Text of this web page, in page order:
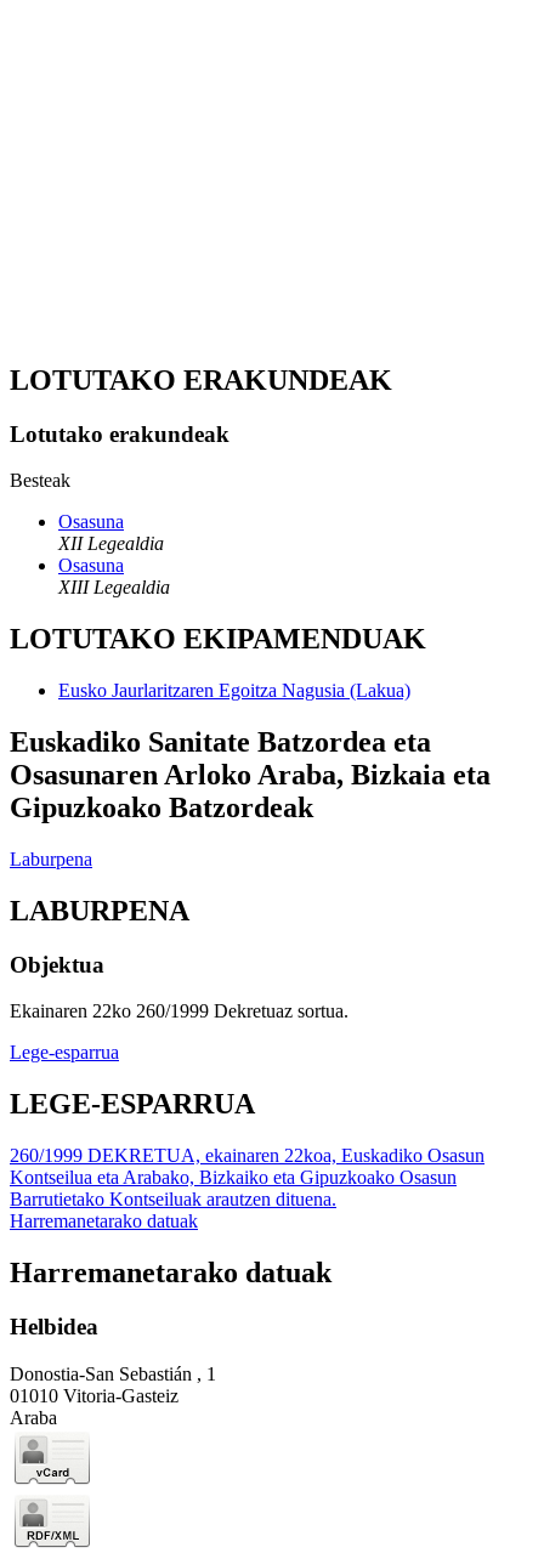
LOTUTAKO ERAKUNDEAK
Lotutako erakundeak
Besteak
Osasuna
XII Legealdia
Osasuna
XIII Legealdia
LOTUTAKO EKIPAMENDUAK
Eusko Jaurlaritzaren Egoitza Nagusia (Lakua)
Euskadiko Sanitate Batzordea eta
Osasunaren Arloko Araba, Bizkaia eta
Gipuzkoako Batzordeak
Laburpena
LABURPENA
Objektua
Ekainaren 22ko 260/1999 Dekretuaz sortua.
Lege-esparrua
LEGE-ESPARRUA
260/1999 DEKRETUA, ekainaren 22koa, Euskadiko Osasun
Kontseilua eta Arabako, Bizkaiko eta Gipuzkoako Osasun
Barrutietako Kontseiluak arautzen dituena.
Harremanetarako datuak
Harremanetarako datuak
Helbidea
Donostia-San Sebastián , 1
01010 Vitoria-Gasteiz
Araba